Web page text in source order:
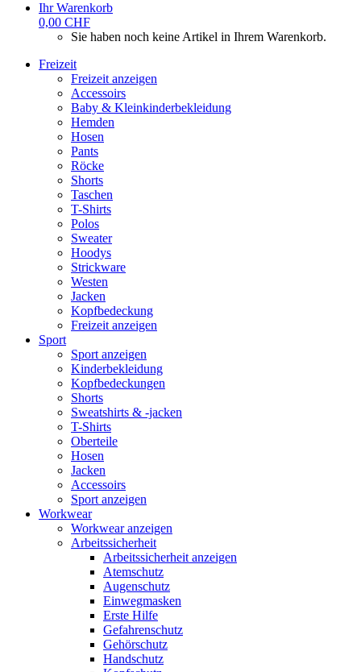
Ihr Warenkorb
0,00 CHF
Sie haben noch keine Artikel in Ihrem Warenkorb.
Freizeit
Freizeit anzeigen
Accessoirs
Baby & Kleinkinderbekleidung
Hemden
Hosen
Pants
Röcke
Shorts
Taschen
T-Shirts
Polos
Sweater
Hoodys
Strickware
Westen
Jacken
Kopfbedeckung
Freizeit anzeigen
Sport
Sport anzeigen
Kinderbekleidung
Kopfbedeckungen
Shorts
Sweatshirts & -jacken
T-Shirts
Oberteile
Hosen
Jacken
Accessoirs
Sport anzeigen
Workwear
Workwear anzeigen
Arbeitssicherheit
Arbeitssicherheit anzeigen
Atemschutz
Augenschutz
Einwegmasken
Erste Hilfe
Gefahrenschutz
Gehörschutz
Handschutz